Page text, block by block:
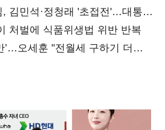
김민석·정청래 '초접전'…대통령
합)
처벌에 식품위생법 위반 반복
’…오세훈 "전월세 구하기 더